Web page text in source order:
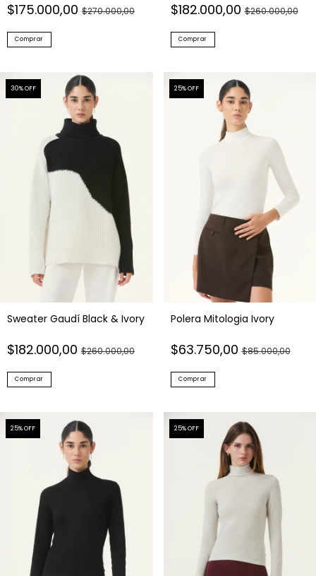
$175.000,00 $270.000,00
Comprar
$182.000,00$260.000,00
Comprar
30% OFF
Sweater Gaudí Black & Ivory
$182.000,00 $260.000,00
Comprar
25% OFF
Polera Mitologia Ivory
$63.750,00$85.000,00
Comprar
25% OFF 25% OFF